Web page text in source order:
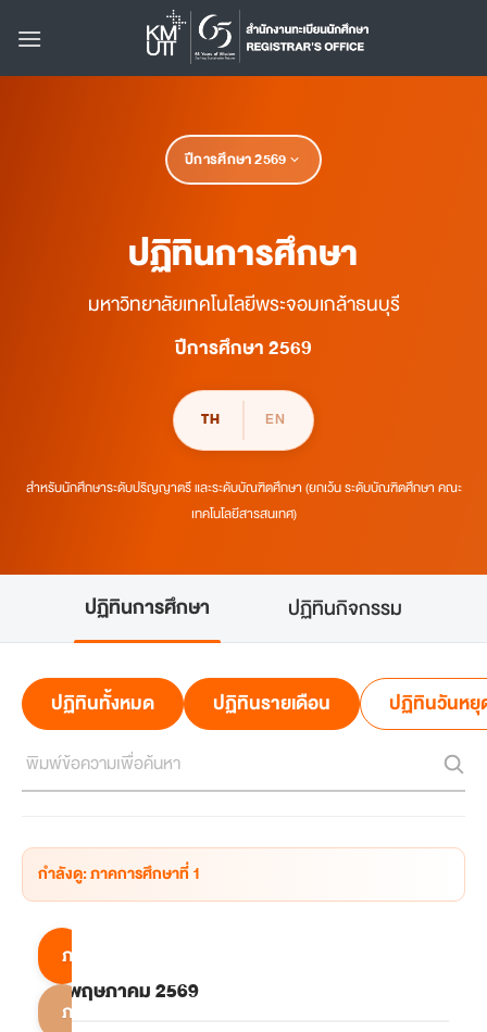
ปีการศึกษา2569
ปฏิทินการศึกษา
มหาวิทยาลัยเทคโนโลยีพระจอมเกล้าธนบุรี
ปีการศึกษา 2569
TH EN
สำหรับนักศึกษาระดับปริญญาตรี และระดับบัณฑิตศึกษา (ยกเว้น ระดับบัณฑิตศึกษา คณะ
เทคโนโลยีสารสนเทศ)
ปฏิทินการศึกษา ปฏิทินกิจกรรม
ปฏิทินทั้งหมด ปฏิทินรายเดือน ปฏิทินวันหยุ
กำลังดู: ภาคการศึกษาที่ 1
ภาคการศึกษาที่ 1
ภาคการศึกษาที่ 2
พฤษภาคม 2569